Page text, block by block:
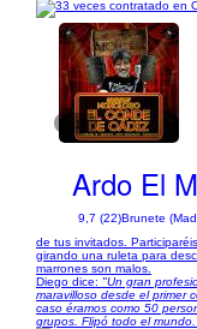
1/11
Ardo El
9,7 (22)Brunete
de tus invitados.
girando una ruleta para
marrones son malos.
Diego dice: "Un gran
maravilloso desde el primer
caso éramos como 50
grupos. Flipó todo el